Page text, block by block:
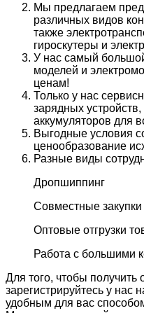
Мы предлагаем
различных видов
также
гироскутеры и
У нас самый
моделей и
ценам!
Только у нас
зарядных
аккумуляторов для
Выгодные условия
ценообразование
Разные виды
Дропшиппинг
Совместные закупки
Оптовые отгрузки
Работа с большими
Для того, чтобы получить
зарегистрируйтесь у
удобным для вас